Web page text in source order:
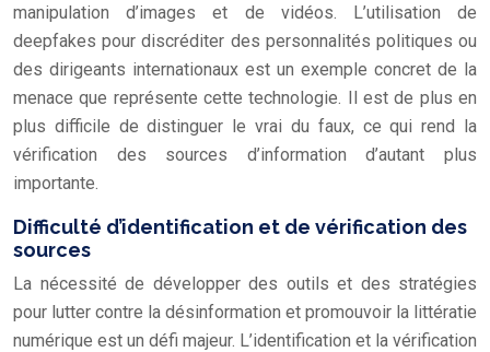
manipulation d’images et de vidéos. L’utilisation de
deepfakes pour discréditer des personnalités politiques ou
des dirigeants internationaux est un exemple concret de la
menace que représente cette technologie. Il est de plus en
plus difficile de distinguer le vrai du faux, ce qui rend la
vérification des sources d’information d’autant plus
importante.
Difficulté d’identification et de vérification des
sources
La nécessité de développer des outils et des stratégies
pour lutter contre la désinformation et promouvoir la littératie
numérique est un défi majeur. L’identification et la vérification